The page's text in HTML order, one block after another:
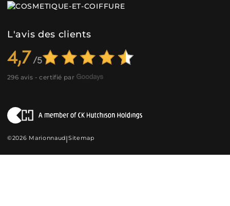
L'avis des clients
4,7
296 avis - certifié par
©2026 Marionnaud|Sitemap